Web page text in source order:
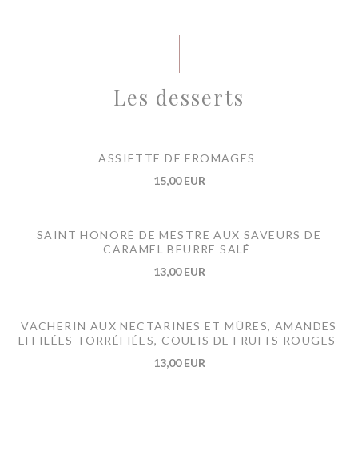
Les desserts
ASSIETTE DE FROMAGES
15,00 EUR
SAINT HONORÉ DE MESTRE AUX SAVEURS DE
CARAMEL BEURRE SALÉ
13,00 EUR
VACHERIN AUX NECTARINES ET MÛRES, AMANDES
EFFILÉES TORRÉFIÉES, COULIS DE FRUITS ROUGES
13,00 EUR